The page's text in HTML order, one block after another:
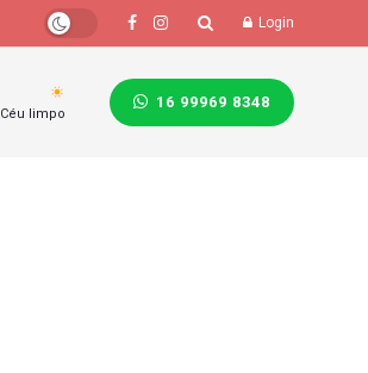
Login
Céu limpo
16 99969 8348